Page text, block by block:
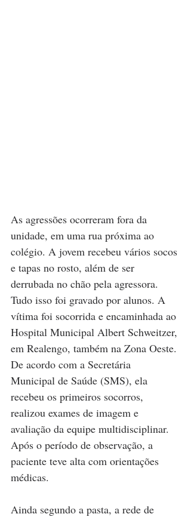
As agressões ocorreram fora da
unidade, em uma rua próxima ao
colégio. A jovem recebeu vários socos
e tapas no rosto, além de ser
derrubada no chão pela agressora.
Tudo isso foi gravado por alunos. A
vítima foi socorrida e encaminhada ao
Hospital Municipal Albert Schweitzer,
em Realengo, também na Zona Oeste.
De acordo com a Secretária
Municipal de Saúde (SMS), ela
recebeu os primeiros socorros,
realizou exames de imagem e
avaliação da equipe multidisciplinar.
Após o período de observação, a
paciente teve alta com orientações
médicas.
Ainda segundo a pasta, a rede de